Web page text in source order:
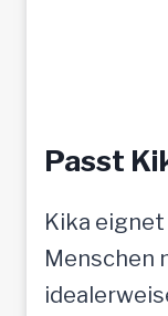
Passt
Kika
Menschen